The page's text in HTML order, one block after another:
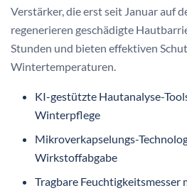
Verstärker, die erst seit Januar auf
regenerieren geschädigte
Stunden und bieten effektiven
Wintertemperaturen.
KI-gestützte Hautanalyse-
Winterpflege
Mikroverkapselungs-
Wirkstoffabgabe
Tragbare